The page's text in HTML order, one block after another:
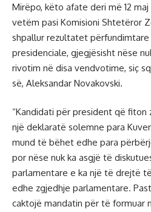
Mirëpo, këto afate deri më 12
vetëm pasi Komisioni Shtetëror
shpallur rezultatet
presidenciale, gjegjësisht nëse
rivotim në disa vendvotime, siç
së, Aleksandar Novakovski.
“Kandidati për president që
një deklaratë solemne para
mund të bëhet edhe para
por nëse nuk ka asgjë të
parlamentare e ka një të drejtë
edhe zgjedhje parlamentare.
caktojë mandatin për të formuar